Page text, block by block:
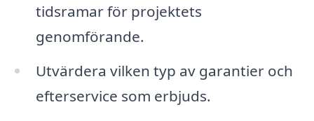
tidsramar för projektets
genomförande.
Utvärdera vilken typ av garantier och
efterservice som erbjuds.